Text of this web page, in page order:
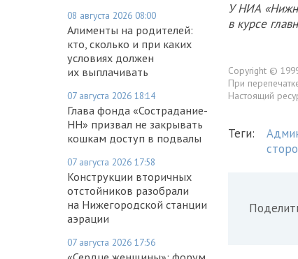
08 августа 2026 08:00
Алименты на родителей:
кто, сколько и при каких
условиях должен
их выплачивать
07 августа 2026 18:14
Глава фонда «Сострадание-
НН» призвал не закрывать
кошкам доступ в подвалы
07 августа 2026 17:58
Конструкции вторичных
отстойников разобрали
на Нижегородской станции
аэрации
07 августа 2026 17:56
У НИА
в курсе
Copyright ©
При
Настоящий
Теги: